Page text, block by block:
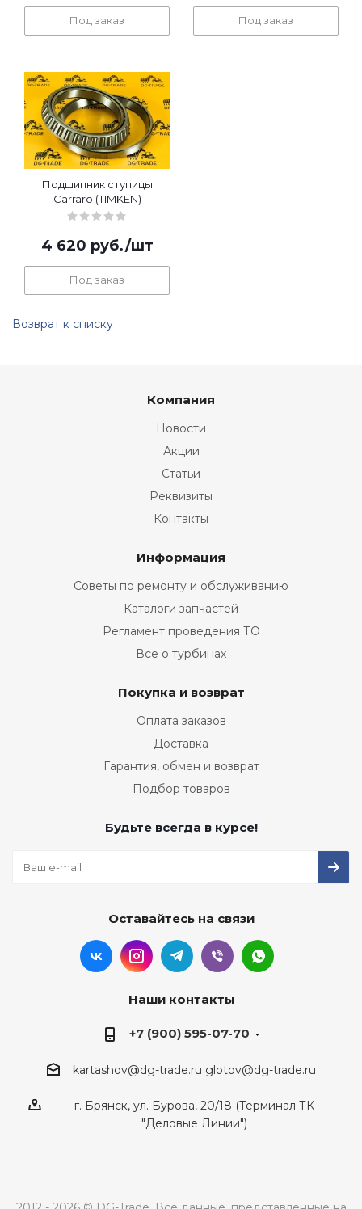
Под заказ Под заказ
Подшипник ступицы
Carraro (TIMKEN)
4 620 руб./шт
Под заказ
Возврат к списку
Компания
Новости
Акции
Статьи
Реквизиты
Контакты
Информация
Советы по ремонту и обслуживанию
Каталоги запчастей
Регламент проведения ТО
Все о турбинах
Покупка и возврат
Оплата заказов
Доставка
Гарантия, обмен и возврат
Подбор товаров
Будьте всегда в курсе!
Оставайтесь на связи
Наши контакты
+7 (900) 595-07-70
kartashov@dg-trade.ru glotov@dg-trade.ru
г. Брянск, ул. Бурова, 20/18 (Терминал ТК
"Деловые Линии")